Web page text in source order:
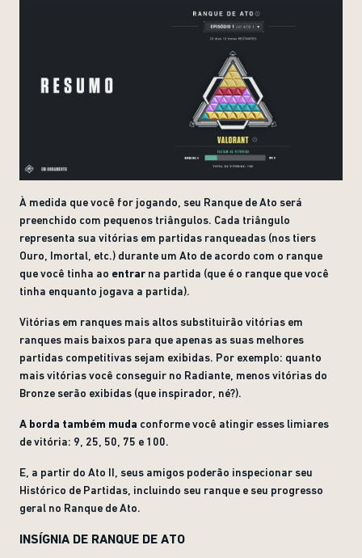
À medida que você for jogando, seu Ranque de Ato será
preenchido com pequenos triângulos. Cada triângulo
representa sua vitórias em partidas ranqueadas (nos tiers
Ouro, Imortal, etc.) durante um Ato de acordo com o ranque
que você tinha ao entrar na partida (que é o ranque que você
tinha enquanto jogava a partida).
Vitórias em ranques mais altos substituirão vitórias em
ranques mais baixos para que apenas as suas melhores
partidas competitivas sejam exibidas. Por exemplo: quanto
mais vitórias você conseguir no Radiante, menos vitórias do
Bronze serão exibidas (que inspirador, né?).
A borda também muda conforme você atingir esses limiares
de vitória: 9, 25, 50, 75 e 100.
E, a partir do Ato II, seus amigos poderão inspecionar seu
Histórico de Partidas, incluindo seu ranque e seu progresso
geral no Ranque de Ato.
INSÍGNIA DE RANQUE DE ATO